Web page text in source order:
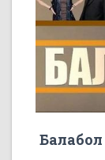
Балабол